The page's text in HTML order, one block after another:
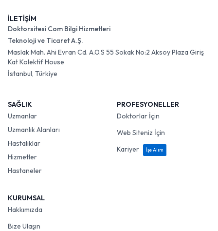
İLETİŞİM
Doktorsitesi Com Bilgi Hizmetleri
Teknoloji ve Ticaret A.Ş.
Maslak Mah. Ahi Evran Cd. A.O.S 55 Sokak No:2 Aksoy Plaza Giriş
Kat Kolektif House
İstanbul, Türkiye
SAĞLIK
Uzmanlar
Uzmanlık Alanları
Hastalıklar
Hizmetler
Hastaneler
PROFESYONELLER
Doktorlar İçin
Web Siteniz İçin
Kariyer
İşe Alım
KURUMSAL
Hakkımızda
Bize Ulaşın